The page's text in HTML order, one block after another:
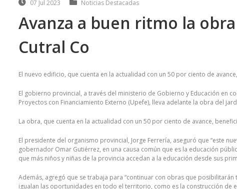
07 Jul 2023 Noticias Destacadas
Avanza a buen ritmo la
Cutral Co
El nuevo edificio, que cuenta en la actualidad con un 50 por ciento de
El gobierno provincial, a través del ministerio de Gobierno y Educación en
Proyectos con Financiamiento Externo (Upefe), lleva adelante la obra del
La obra, que cuenta en la actualidad con un 50 por ciento de avance,
El presidente del organismo provincial, Jorge Ferrería, aseguró que “este
gobernador Omar Gutiérrez, en una causa común que es la educación
que más niños y niñas de la provincia accedan a la educación desde sus
Además, agregó que se trabaja para “continuar con obras que
igualan las oportunidades en todo el territorio, como es la construcción de